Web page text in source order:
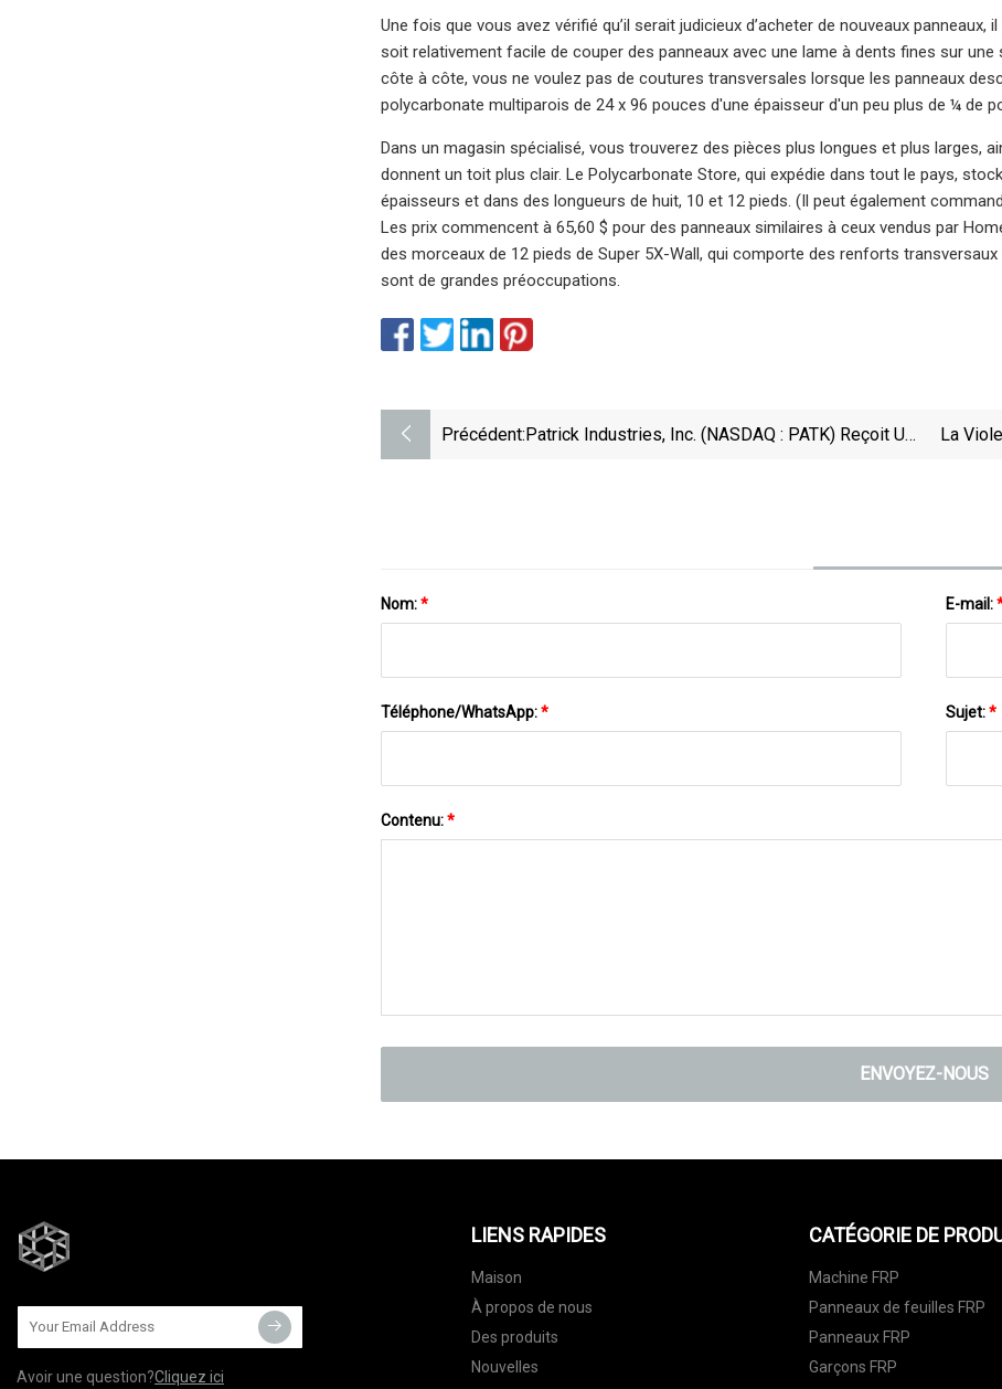
Une fois que vous avez vérifié qu’il serait judicieux d’acheter de nouveaux panneaux,
soit relativement facile de couper des panneaux avec une lame à dents fines sur
côte à côte, vous ne voulez pas de coutures transversales lorsque les panneaux
polycarbonate multiparois de 24 x 96 pouces d'une épaisseur d'un peu plus de ¼ de
Dans un magasin spécialisé, vous trouverez des pièces plus longues et plus larges,
donnent un toit plus clair. Le Polycarbonate Store, qui expédie dans tout le pays,
épaisseurs et dans des longueurs de huit, 10 et 12 pieds. (Il peut également
Les prix commencent à 65,60 $ pour des panneaux similaires à ceux vendus par
des morceaux de 12 pieds de Super 5X-Wall, qui comporte des renforts
sont de grandes préoccupations.
Précédent:Patrick Industries, Inc. (NASDAQ : PATK) Reçoit Une
La
Nom:* E-mail:
Téléphone/WhatsApp:* Sujet:*
Contenu:*
ENVOYEZ-NOUS
Avoir une question?Cliquez ici
LIENS RAPIDES
Maison
À propos de nous
Des produits
Nouvelles
CATÉGORIE DE
Machine FRP
Panneaux de feuilles FRP
Panneaux FRP
Garçons FRP